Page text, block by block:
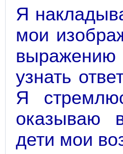
Я
мои
выражению
узнать
Я
оказываю
дети мои